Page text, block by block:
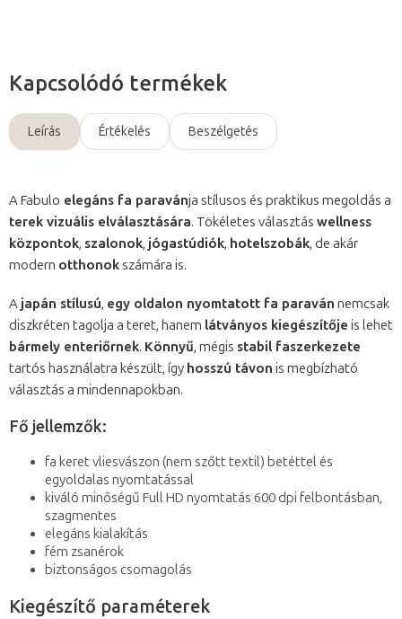
Kapcsolódó termékek
Leírás Értékelés Beszélgetés
A Fabulo elegáns fa paravánja stílusos és praktikus megoldás a
terek vizuális elválasztására. Tökéletes választás wellness
központok, szalonok, jógastúdiók, hotelszobák, de akár
modern otthonokszámára is.
A japán stílusú, egy oldalon nyomtatott fa paraván nemcsak
diszkréten tagolja a teret, hanem látványos kiegészítője is lehet
bármely enteriőrnek. Könnyű, mégis stabil faszerkezete
tartós használatra készült, így hosszú távon is megbízható
választás a mindennapokban.
Fő jellemzők:
fa keret vliesvászon (nem szőtt textil) betéttel és
egyoldalas nyomtatással
kiváló minőségű Full HD nyomtatás 600 dpi felbontásban,
szagmentes
elegáns kialakítás
fém zsanérok
biztonságos csomagolás
Kiegészítő paraméterek